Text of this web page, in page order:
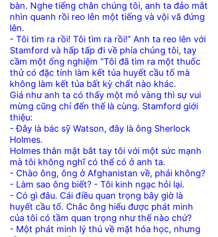
bàn. Nghe tiếng chân chúng tôi, anh ta đảo mắt
nhìn quanh rồi reo lên một tiếng và vội vã đứng
lên.
- Tôi tìm ra rồi! Tôi tìm ra rồi!” Anh ta reo lên với
Stamford và hấp tấp đi về phía chúng tôi, tay
cầm một ống nghiệm “Tôi đã tìm ra một thuốc
thử có đặc tính làm kết tủa huyết cầu tố mà
không làm kết tủa bất kỳ chất nào khác.
Giá như anh ta có thấy một mỏ vàng thì sự vui
mừng cũng chỉ đến thế là cùng. Stamford giới
thiệu:
- Đây là bác sỹ Watson, đây là ông Sherlock
Holmes.
Holmes thân mật bắt tay tôi với một sức mạnh
mà tôi không nghĩ có thể có ở anh ta.
- Chào ông, ông ở Afghanistan về, phải không?
- Làm sao ông biết? - Tôi kinh ngạc hỏi lại.
- Có gì đâu. Cái điều quan trọng bây giờ là
huyết cầu tố. Chắc ông hiểu được phát minh
của tôi có tầm quan trọng như thế nào chứ?
- Một phát minh lý thú về mặt hóa học, nhưng